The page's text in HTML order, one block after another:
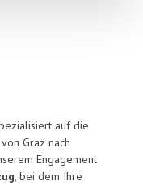
auf die
Graz nach
Engagement
, bei dem Ihre